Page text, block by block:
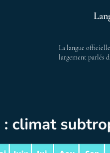
La langue
largement parlés